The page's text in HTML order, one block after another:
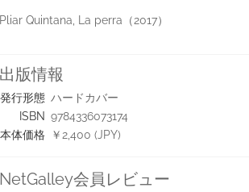
Pliar Quintana, La perra（2017）
出版情報
発行形態 ハードカバー
ISBN 9784336073174
本体価格
￥2,400 (JPY)
NetGalley会員レビュー